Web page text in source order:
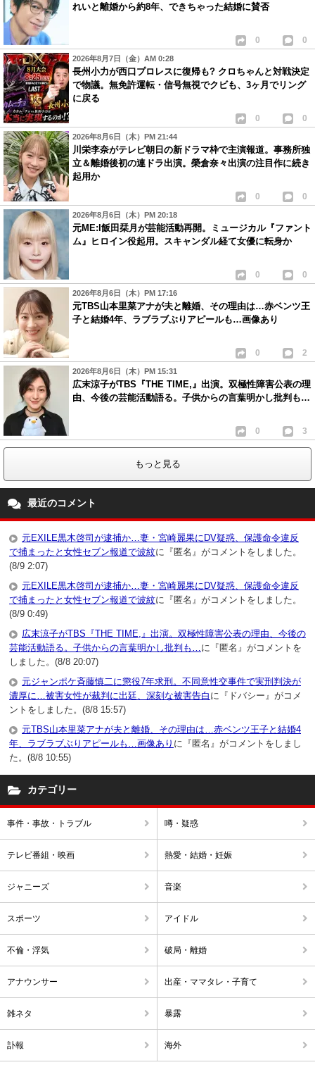
れいと離婚から約8年、できちゃった結婚に賛否
0 0
2026年8月7日（金）AM 0:28
長州小力が西口プロレスに復帰も? クロちゃんと対戦決定
で物議。無免許運転・信号無視でクビも、3ヶ月でリング
に戻る
0 0
2026年8月6日（木）PM 21:44
川栄李奈がテレビ朝日の新ドラマ枠で主演報道。事務所独
立＆離婚後初の連ドラ出演。榮倉奈々出演の注目作に続き
起用か
0 0
2026年8月6日（木）PM 20:18
元ME:I飯田栞月が芸能活動再開。ミュージカル『ファント
ム』ヒロイン役起用。スキャンダル経て女優に転身か
0 0
2026年8月6日（木）PM 17:16
元TBS山本里菜アナが夫と離婚、その理由は…赤ベンツ王
子と結婚4年、ラブラブぶりアピールも…画像あり
0 2
2026年8月6日（木）PM 15:31
広末涼子がTBS『THE TIME,』出演。双極性障害公表の理
由、今後の芸能活動語る。子供からの言葉明かし批判も…
0 3
もっと見る
最近のコメント
元EXILE黒木啓司が逮捕か…妻・宮崎麗果にDV疑惑、保護命令違反
で捕まったと女性セブン報道で波紋に『匿名』がコメントをしました。
(8/9 2:07)
元EXILE黒木啓司が逮捕か…妻・宮崎麗果にDV疑惑、保護命令違反
で捕まったと女性セブン報道で波紋に『匿名』がコメントをしました。
(8/9 0:49)
広末涼子がTBS『THE TIME,』出演。双極性障害公表の理由、今後の
芸能活動語る。子供からの言葉明かし批判も…に『匿名』がコメントを
しました。(8/8 20:07)
元ジャンポケ斉藤慎二に懲役7年求刑。不同意性交事件で実刑判決が
濃厚に…被害女性が裁判に出廷、深刻な被害告白 に『ドバシー』がコメ
ントをしました。(8/8 15:57)
元TBS山本里菜アナが夫と離婚、その理由は…赤ベンツ王子と結婚4
年、ラブラブぶりアピールも…画像あり に『匿名』がコメントをしまし
た。(8/8 10:55)
カテゴリー
事件・事故・トラブル 噂・疑惑
テレビ番組・映画 熱愛・結婚・妊娠
ジャニーズ 音楽
スポーツ アイドル
不倫・浮気 破局・離婚
アナウンサー 出産・ママタレ・子育て
雑ネタ 暴露
訃報 海外